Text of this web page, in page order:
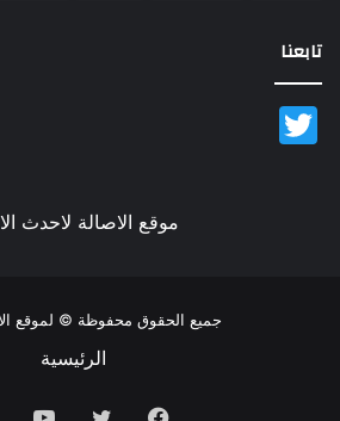
تابعنا
موقع الاصالة لاحدث
جميع الحقوق محفوظة © لموقع
الرئيسية